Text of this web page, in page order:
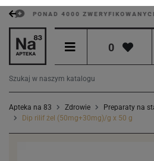
PONAD 4000
0
Apteka na 83 Zdrowie Preparaty na
Dip rilif żel (50mg+30mg)/g x 50 g